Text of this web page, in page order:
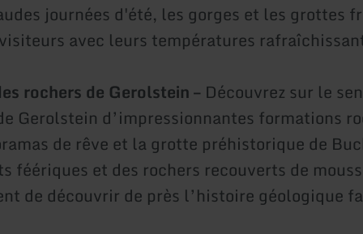
journées d'été, les gorges et les grottes
avec leurs températures
rochers de Gerolstein – Découvrez sur le
Gerolstein d’impressionnantes formations
de rêve et la grotte préhistorique de
féériques et des rochers recouverts de
de découvrir de près l’histoire géologique